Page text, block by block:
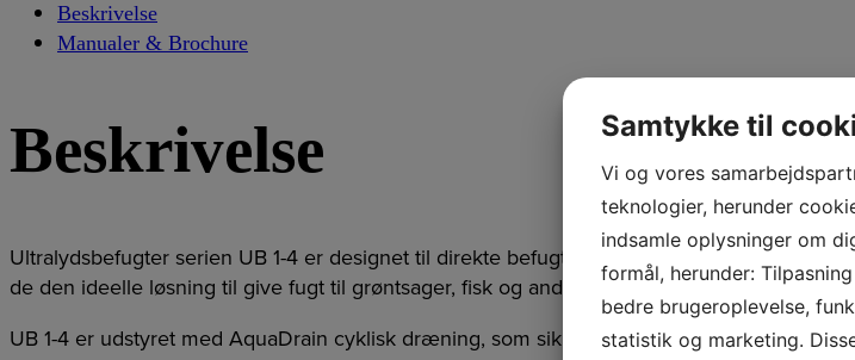
Beskrivelse
Manualer & Brochure
Beskrivelse
Ultralydsbefugter serien UB 1-4 er designet til direkte befugtning af fødevarer m.m. Med
de den ideelle løsning til give fugt til grøntsager, fisk og andre friske levnedsmider.a
UB 1-4 er udstyret med AquaDrain cyklisk dræning, som sikrer hygiejnisk drift.
Samtykke til
Vi og vores
teknologier, herunder
indsamle oplysninger om
formål, herunder:
bedre brugeroplevelse,
statistik og marketing.